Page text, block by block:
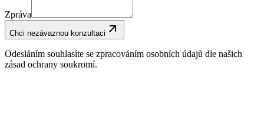
Zpráva
Chci nezávaznou konzultaci
Odesláním souhlasíte se zpracováním osobních údajů dle našich
zásad ochrany soukromí.